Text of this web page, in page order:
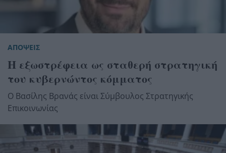
ΑΠΟΨΕΙΣ
Η εξωστρέφεια ως σταθερή στρατηγική
του κυβερνώντος κόμματος
Ο Βασίλης Βρανάς είναι Σύμβουλος Στρατηγικής
Επικοινωνίας